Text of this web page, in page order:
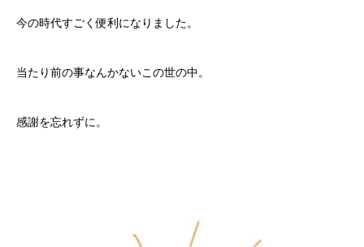
今の時代すごく便利になりました。
当たり前の事なんかないこの世の中。
感謝を忘れずに。